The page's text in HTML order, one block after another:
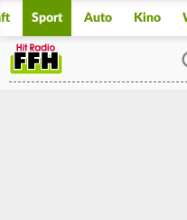
Sport Auto Kino